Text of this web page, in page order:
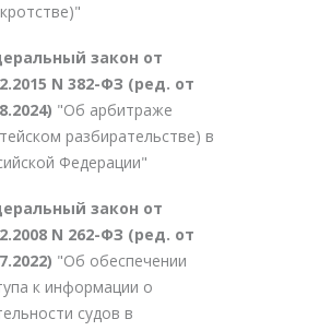
закон от
N 382-ФЗ (ред. от
"Об арбитраже
разбирательстве) в
Федерации"
закон от
N 262-ФЗ (ред. от
"Об обеспечении
к информации о
судов в